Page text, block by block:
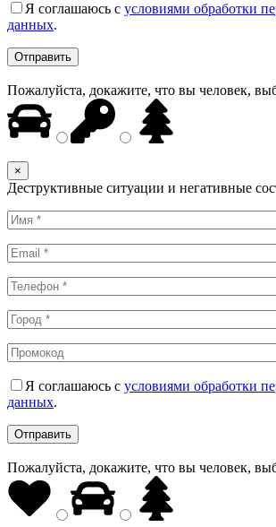
Я соглашаюсь с условиями обработки
данных.
Пожалуйста, докажите, что вы человек,
×
Деструктивные ситуации и негативные
Я соглашаюсь с условиями обработки
данных.
Пожалуйста, докажите, что вы человек,